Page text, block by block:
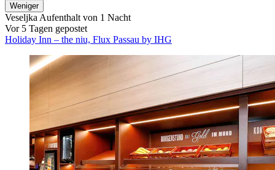
Weniger
Veseljka Aufenthalt von 1 Nacht
Vor 5 Tagen gepostet
Holiday Inn – the niu, Flux Passau by IHG